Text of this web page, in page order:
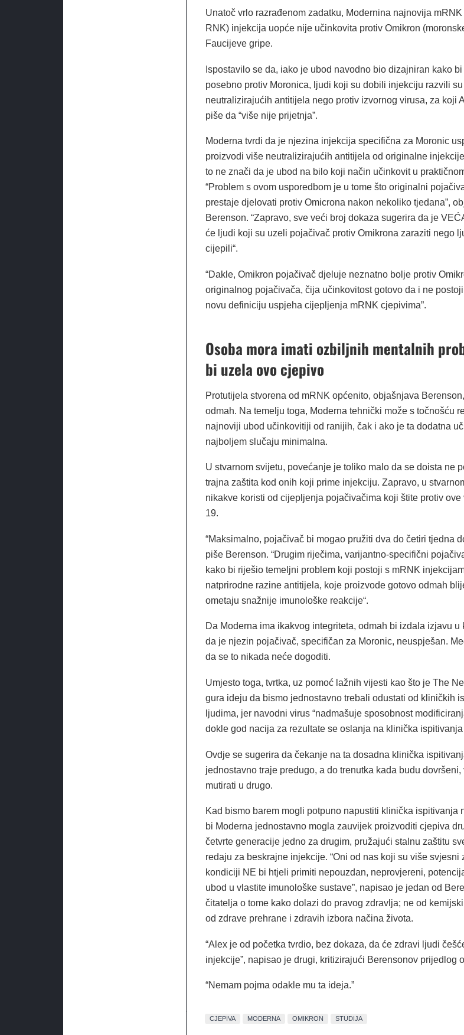
Unatoč vrlo razrađenom zadatku, Modernina najnovija mRNK
RNK) injekcija uopće nije učinkovita protiv Omikron
Faucijeve gripe.
Ispostavilo se da, iako je ubod navodno bio dizajniran kako
posebno protiv Moronica, ljudi koji su dobili injekciju razvili
neutralizirajućih antitijela nego protiv izvornog virusa, za koji
piše da “više nije prijetnja”.
Moderna tvrdi da je njezina injekcija specifična za Moronic
proizvodi više neutralizirajućih antitijela od originalne
to ne znači da je ubod na bilo koji način učinkovit u
“Problem s ovom usporedbom je u tome što originalni
prestaje djelovati protiv Omicrona nakon nekoliko tjedana”,
Berenson. “Zapravo, sve veći broj dokaza sugerira da je
će ljudi koji su uzeli pojačivač protiv Omikrona zaraziti nego
cijepili“.
“Dakle, Omikron pojačivač djeluje neznatno bolje protiv
originalnog pojačivača, čija učinkovitost gotovo da i ne
novu definiciju uspjeha cijepljenja mRNK cjepivima”.
Osoba mora imati ozbiljnih mentalnih
bi uzela ovo cjepivo
Protutijela stvorena od mRNK općenito, objašnjava
odmah. Na temelju toga, Moderna tehnički može s točnošću
najnoviji ubod učinkovitiji od ranijih, čak i ako je ta dodatna
najboljem slučaju minimalna.
U stvarnom svijetu, povećanje je toliko malo da se doista ne
trajna zaštita kod onih koji prime injekciju. Zapravo, u
nikakve koristi od cijepljenja pojačivačima koji štite protiv
19.
“Maksimalno, pojačivač bi mogao pružiti dva do četiri tjedna
piše Berenson. “Drugim riječima, varijantno-specifični
kako bi riješio temeljni problem koji postoji s mRNK
natprirodne razine antitijela, koje proizvode gotovo odmah
ometaju snažnije imunološke reakcije“.
Da Moderna ima ikakvog integriteta, odmah bi izdala izjavu
da je njezin pojačivač, specifičan za Moronic, neuspješan.
da se to nikada neće dogoditi.
Umjesto toga, tvrtka, uz pomoć lažnih vijesti kao što je The
gura ideju da bismo jednostavno trebali odustati od kliničkih
ljudima, jer navodni virus “nadmašuje sposobnost
dokle god nacija za rezultate se oslanja na klinička ispitivanja
Ovdje se sugerira da čekanje na ta dosadna klinička
jednostavno traje predugo, a do trenutka kada budu dovršeni,
mutirati u drugo.
Kad bismo barem mogli potpuno napustiti klinička ispitivanja
bi Moderna jednostavno mogla zauvijek proizvoditi cjepiva
četvrte generacije jedno za drugim, pružajući stalnu zaštitu
redaju za beskrajne injekcije. “Oni od nas koji su više svjesni
kondiciji NE bi htjeli primiti nepouzdan, neprovjereni,
ubod u vlastite imunološke sustave”, napisao je jedan od
čitatelja o tome kako dolazi do pravog zdravlja; ne od
od zdrave prehrane i zdravih izbora načina života.
“Alex je od početka tvrdio, bez dokaza, da će zdravi ljudi
injekcije”, napisao je drugi, kritizirajući Berensonov prijedlog
“Nemam pojma odakle mu ta ideja.”
CJEPIVA MODERNA OMIKRON STUDIJA